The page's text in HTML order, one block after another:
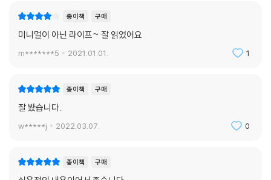
종이책 구매
미니멀이 아닌 라이프~ 잘 읽었어요
m*******5 2021.01.01. 1
종이책 구매
잘 봤습니다.
w*****j 2022.03.07. 0
종이책 구매